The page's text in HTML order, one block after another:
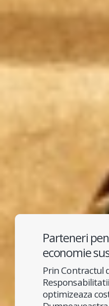
Parteneri
economie
Prin Contractul
optimizeaza